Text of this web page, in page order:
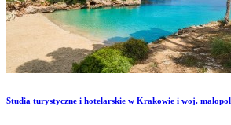
Studia turystyczne i hotelarskie w Krakowie i woj.